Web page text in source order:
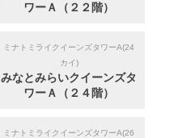
ワーＡ（２２階）
ミナトミライクイーンズタワーA(24
カイ)
みなとみらいクイーンズタ
ワーＡ（２４階）
ミナトミライクイーンズタワーA(26